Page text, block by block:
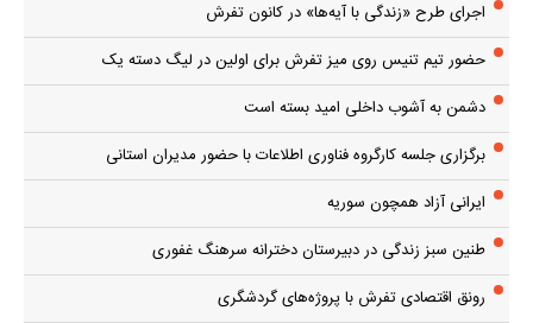
اجرای طرح «زندگی با آیه‌ها» در کانون تفرش
حضور تیم تنیس روی میز تفرش برای اولین در لیگ دسته یک
دشمن به آشوب داخلی امید بسته است
برگزاری جلسه کارگروه فناوری اطلاعات با حضور مدیران استانی
ایرانی آزاد همچون سوریه
طنین سبز زندگی در دبیرستان دخترانه سرهنگ غفوری
رونق اقتصادی تفرش با پروژه‌های گردشگری